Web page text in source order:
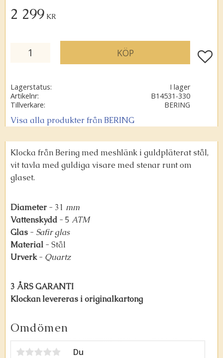
2 299 KR
KÖP Lägg
Lagerstatus
I lager
Artikelnr
B14531-330
Tillverkare
BERING
Visa alla produkter från BERING
Klocka från Bering med meshlänk i guldpläterat stål,
vit tavla med guldiga visare med stenar runt om
glaset.
Diameter - 31 mm
Vattenskydd - 5 ATM
Glas - Safir glas
Material - Stål
Urverk- Quartz
3 ÅRS GARANTI
Klockan levereras i originalkartong
Omdömen
Du